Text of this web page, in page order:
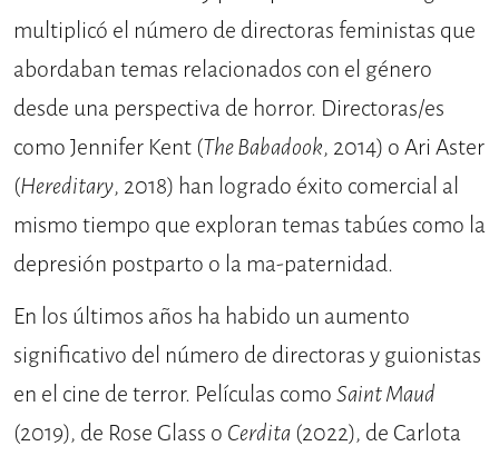
multiplicó el número de directoras feministas que
abordaban temas relacionados con el género
desde una perspectiva de horror. Directoras/es
como Jennifer Kent (The Babadook, 2014) o Ari Aster
(Hereditary, 2018) han logrado éxito comercial al
mismo tiempo que exploran temas tabúes como la
depresión postparto o la ma-paternidad.
En los últimos años ha habido un aumento
significativo del número de directoras y guionistas
en el cine de terror. Películas comoSaint Maud
(2019), de Rose Glass o Cerdita (2022), de Carlota